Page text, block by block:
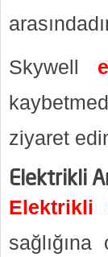
Skywell
ziyaret
Elektrikli
Elektrikli